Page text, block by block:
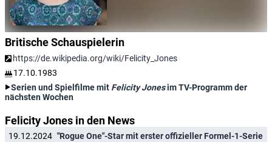
Britische Schauspielerin
https://de.wikipedia.org/wiki/Felicity_Jones
17.10.1983
Serien und Spielfilme mit Felicity Jonesim TV-Programm der
nächsten Wochen
Felicity Jones in den News
19.12.2024 "Rogue One"-Star mit erster offizieller Formel-1-Serie